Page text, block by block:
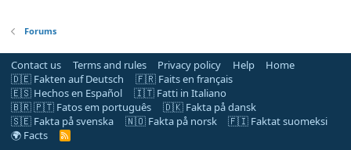
Forums
Contact us Terms and rules Privacy policy Help
Home
🇩🇪 Fakten auf Deutsch
🇫🇷 Faits en français
🇪🇸 Hechos en Español
🇮🇹 Fatti in Italiano
🇧🇷 🇵🇹 Fatos em português
🇩🇰 Fakta på dansk
🇸🇪 Fakta på svenska
🇳🇴 Fakta på norsk
🇫🇮 Faktat suomeksi
🌍 Facts
R